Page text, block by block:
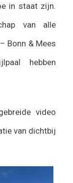
in staat zijn.
van alle
Bonn & Mees
hebben
video
van dichtbij